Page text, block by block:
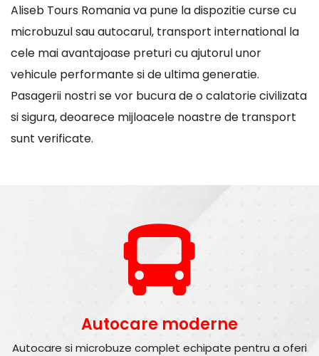
Aliseb Tours Romania va pune la dispozitie curse cu
microbuzul sau autocarul, transport international la
cele mai avantajoase preturi cu ajutorul unor
vehicule performante si de ultima generatie.
Pasagerii nostri se vor bucura de o calatorie civilizata
si sigura, deoarece mijloacele noastre de transport
sunt verificate.
Autocare moderne
Autocare si microbuze complet echipate pentru a oferi